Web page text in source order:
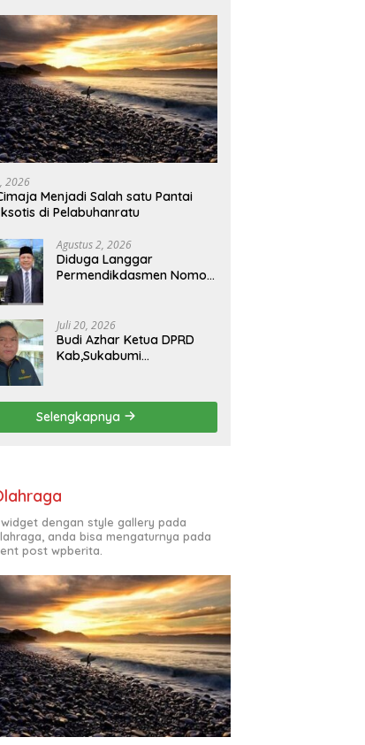
2026
Menjadi Salah satu Pantai
di Pelabuhanratu
Agustus 2, 2026
Diduga Langgar
Permendikdasmen Nomor
Usai Menjabat Kepala
Sekolah Sekitar 11 Tahun
Juli 20, 2026
Budi Azhar Ketua DPRD
Kab,Sukabumi
Naik Kelas Demi
Mendorong Pertumbuhan
Ekonomi Kreatif Akar
Selengkapnya
dengan style gallery pada
anda bisa mengaturnya pada
post wpberita.